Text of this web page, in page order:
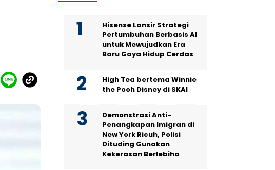
Hisense Lansir Strategi
Pertumbuhan Berbasis AI
untuk Mewujudkan Era
Baru Gaya Hidup Cerdas
High Tea bertema Winnie
the Pooh Disney di SKAI
Demonstrasi Anti-
Penangkapan Imigran di
New York Ricuh, Polisi
Dituding Gunakan
Kekerasan Berlebiha